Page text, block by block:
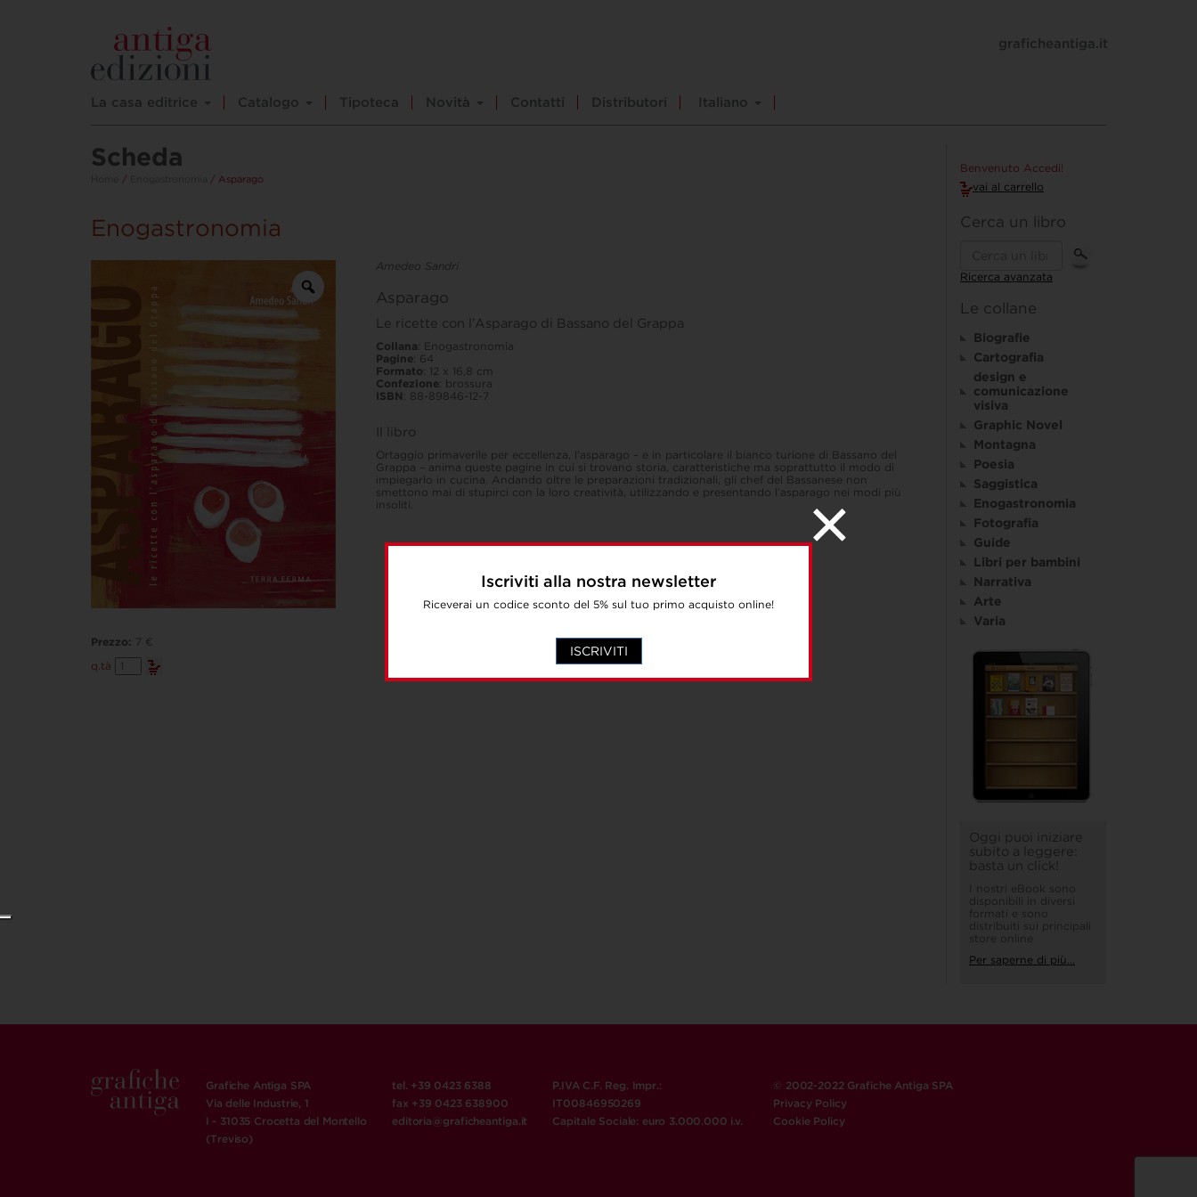
Iscriviti alla nostra newsletter
Riceverai un codice sconto del 5% sul tuo primo acquisto online!
ISCRIVITI
La casa editrice Catalogo Tipoteca Novità Contatti Distributori Italiano
graficheantiga.it
Scheda
/ / Asparago
Enogastronomia
Amedeo Sandri
Asparago
Le ricette con l’Asparago di Bassano del Grappa
Collana: Enogastronomia
Pagine: 64
Formato: 12 x 16,8 cm
Confezione: brossura
ISBN : 88-89846-12-7
Il libro
Ortaggio primaverile per eccellenza, l’asparago – e in particolare il bianco turione di Bassano del
Grappa – anima queste pagine in cui si trovano storia, caratteristiche ma soprattutto il modo di
impiegarlo in cucina. Andando oltre le preparazioni tradizionali, gli chef del Bassanese non
smettono mai di stupirci con la loro creatività, utilizzando e presentando l’asparago nei modi più
insoliti.
Prezzo: 7 €
q.tà Asparago
quantità
Benvenuto Accedi!
vai al carrello
Cerca un libro
Ricerca avanzata
Le collane
Biografie
Cartografia
design e
comunicazione
visiva
Graphic Novel
Montagna
Poesia
Saggistica
Enogastronomia
Fotografia
Guide
Libri per bambini
Narrativa
Arte
Varia
Oggi puoi iniziare
subito a leggere:
basta un click!
I nostri eBook sono
disponibili in diversi
formati e sono
distribuiti sui principali
store online
Per saperne di più...
Grafiche Antiga SPA
Via delle Industrie, 1
I - 31035 Crocetta del Montello
(Treviso)
tel. +39 0423 6388
fax +39 0423 638900
editoria@graficheantiga.it
P.IVA C.F. Reg. Impr.:
IT00846950269
Capitale Sociale: euro 3.000.000 i.v.
© 2002-2022 Grafiche Antiga SPA
Privacy Policy
Cookie Policy